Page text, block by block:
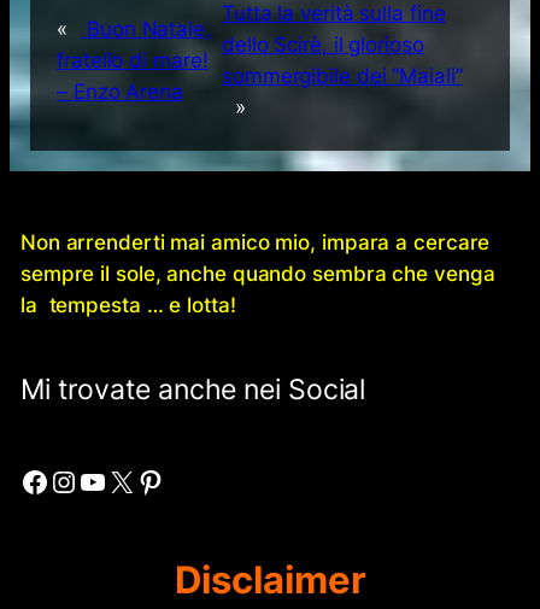
«
Buon Natale,
fratello di mare!
– Enzo Arena
Tutta la verità sulla fine
dello Scirè, il glorioso
sommergibile dei “Maiali”
»
Non arrenderti mai amico mio, impara a cercare
sempre il sole, anche quando sembra che venga
la tempesta … e lotta!
Mi trovate anche nei Social
Facebook Instagram YouTube X Pinterest
Disclaimer